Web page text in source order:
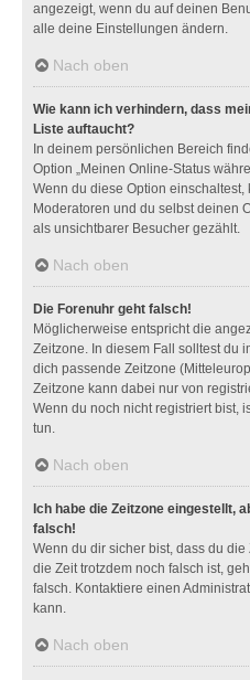
angezeigt, wenn du auf deinen
alle deine Einstellungen ändern.
Nach oben
Wie kann ich verhindern, dass
Liste auftaucht?
In deinem persönlichen Bereich
Option „Meinen Online-Status
Wenn du diese Option
Moderatoren und du selbst deinen
als unsichtbarer Besucher gezählt.
Nach oben
Die Forenuhr geht falsch!
Möglicherweise entspricht die
Zeitzone. In diesem Fall solltest du
dich passende Zeitzone
Zeitzone kann dabei nur von
Wenn du noch nicht registriert bist,
tun.
Nach oben
Ich habe die Zeitzone eingestellt,
falsch!
Wenn du dir sicher bist, dass du
die Zeit trotzdem noch falsch ist,
falsch. Kontaktiere einen
kann.
Nach oben